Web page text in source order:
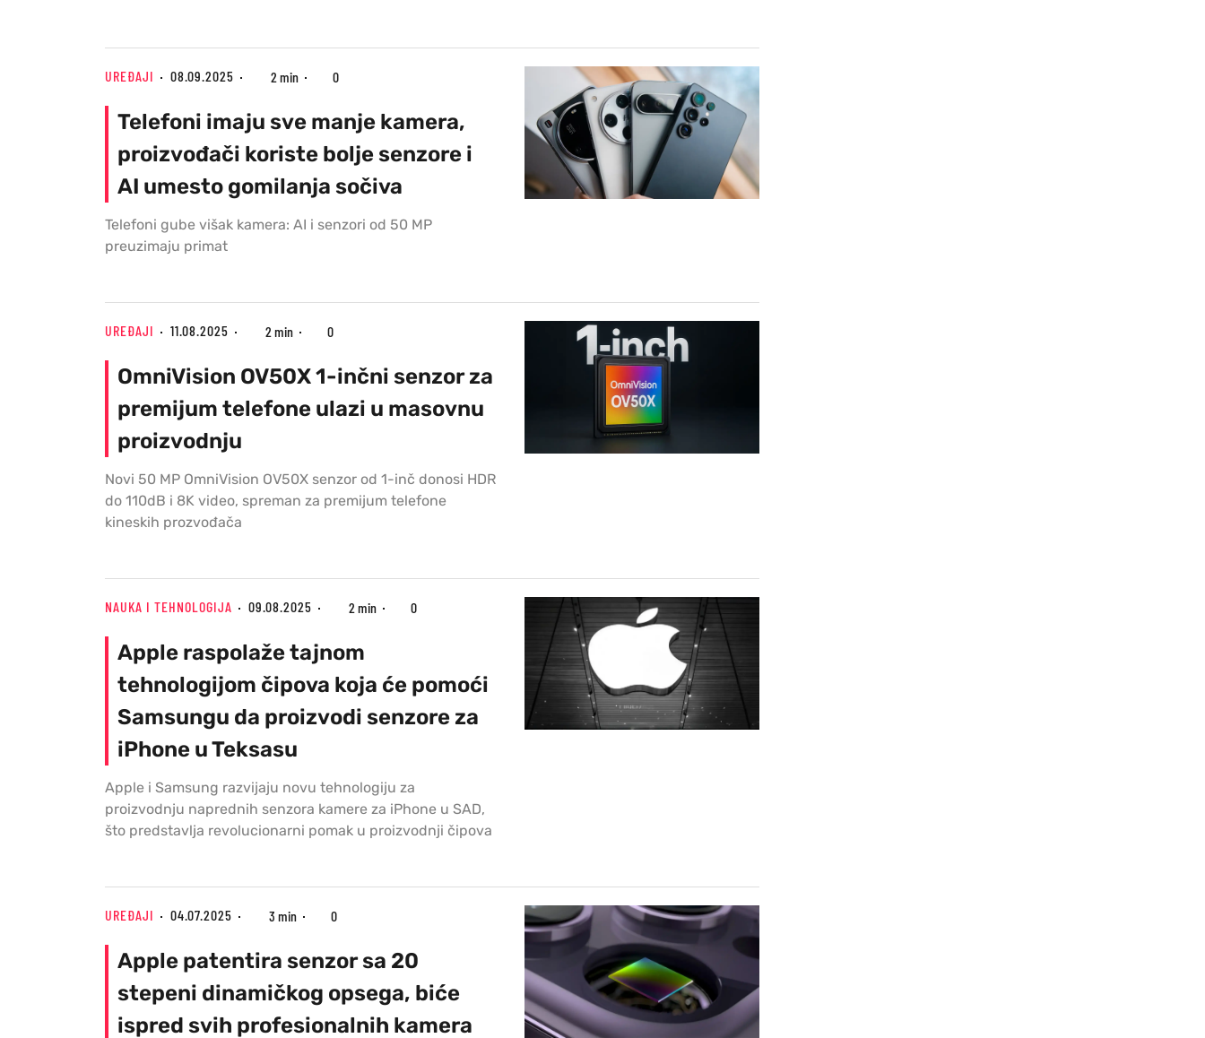
UREĐAJI 08.09.2025 2 min 0
Telefoni imaju sve manje kamera,
proizvođači koriste bolje senzore i
AI umesto gomilanja sočiva
Telefoni gube višak kamera: AI i senzori od 50 MP
preuzimaju primat
UREĐAJI 11.08.2025 2 min 0
OmniVision OV50X 1-inčni senzor za
premijum telefone ulazi u masovnu
proizvodnju
Novi 50 MP OmniVision OV50X senzor od 1-inč donosi HDR
do 110dB i 8K video, spreman za premijum telefone
kineskih prozvođača
NAUKA I TEHNOLOGIJA 09.08.2025 2 min 0
Apple raspolaže tajnom
tehnologijom čipova koja će pomoći
Samsungu da proizvodi senzore za
iPhone u Teksasu
Apple i Samsung razvijaju novu tehnologiju za
proizvodnju naprednih senzora kamere za iPhone u SAD,
što predstavlja revolucionarni pomak u proizvodnji čipova
UREĐAJI 04.07.2025 3 min 0
Apple patentira senzor sa 20
stepeni dinamičkog opsega, biće
ispred svih profesionalnih kamera